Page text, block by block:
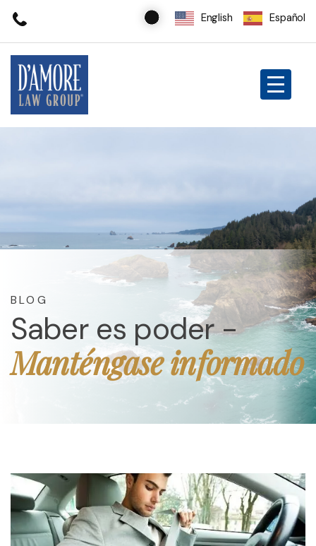
English Español
Saber es poder -
Manténgase informado
BLOG